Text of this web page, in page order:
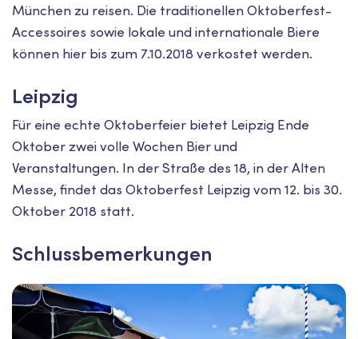
München zu reisen. Die traditionellen Oktoberfest-
Accessoires sowie lokale und internationale Biere
können hier bis zum 7.10.2018 verkostet werden.
Leipzig
Für eine echte Oktoberfeier bietet Leipzig Ende
Oktober zwei volle Wochen Bier und
Veranstaltungen. In der Straße des 18, in der Alten
Messe, findet das Oktoberfest Leipzig vom 12. bis 30.
Oktober 2018 statt.
Schlussbemerkungen